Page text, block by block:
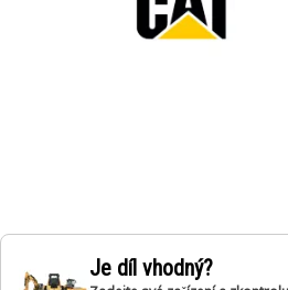
Je díl vhodný?